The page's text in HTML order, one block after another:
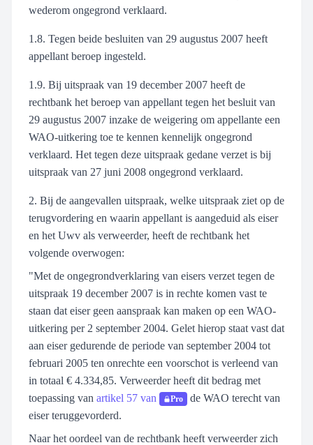
wederom ongegrond verklaard.
1.8. Tegen beide besluiten van 29 augustus 2007 heeft
appellant beroep ingesteld.
1.9. Bij uitspraak van 19 december 2007 heeft de
rechtbank het beroep van appellant tegen het besluit van
29 augustus 2007 inzake de weigering om appellante een
WAO-uitkering toe te kennen kennelijk ongegrond
verklaard. Het tegen deze uitspraak gedane verzet is bij
uitspraak van 27 juni 2008 ongegrond verklaard.
2. Bij de aangevallen uitspraak, welke uitspraak ziet op de
terugvordering en waarin appellant is aangeduid als eiser
en het Uwv als verweerder, heeft de rechtbank het
volgende overwogen:
"Met de ongegrondverklaring van eisers verzet tegen de
uitspraak 19 december 2007 is in rechte komen vast te
staan dat eiser geen aanspraak kan maken op een WAO-
uitkering per 2 september 2004. Gelet hierop staat vast dat
aan eiser gedurende de periode van september 2004 tot
februari 2005 ten onrechte een voorschot is verleend van
in totaal € 4.334,85. Verweerder heeft dit bedrag met
toepassing van artikel 57 van Pro
de WAO terecht van
eiser teruggevorderd.
Naar het oordeel van de rechtbank heeft verweerder zich